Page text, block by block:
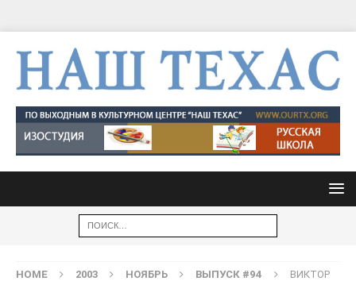
HOME 2003 НОЯБРЬ ВЫПУСК #94
ВИКТОР